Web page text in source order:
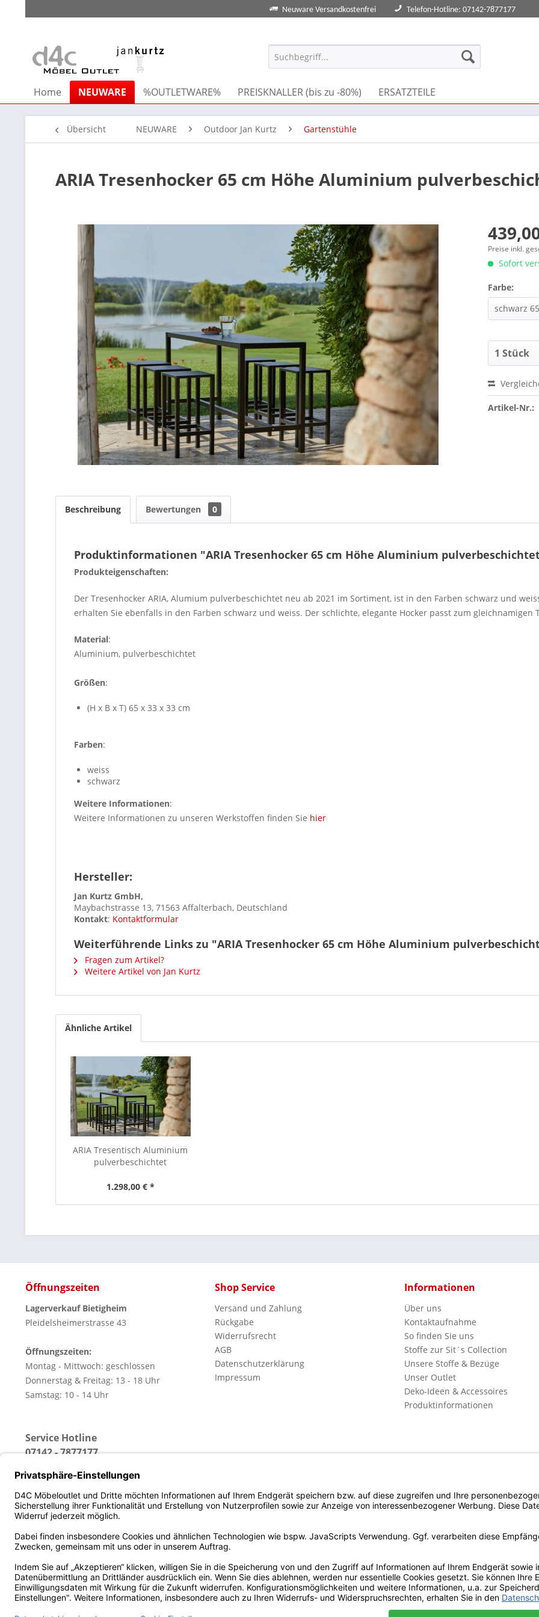
Neuware Versandkostenfrei Telefon-Hotline: 07142-7877177
Home NEUWARE %OUTLETWARE% PREISKNALLER (bis zu -80%) ERSATZTEILE
Übersicht NEUWARE Outdoor Jan Kurtz Gartenstühle
ARIA Tresenhocker 65 cm Höhe Aluminium
Preise inkl.
Sofort
Farbe:
Artikel-Nr.:
Beschreibung Bewertungen 0
Produktinformationen "ARIA Tresenhocker 65 cm Höhe Aluminium
Produkteigenschaften:
Der Tresenhocker ARIA, Alumium pulverbeschichtet neu ab 2021 im Sortiment, ist in den Farben schwarz und
erhalten Sie ebenfalls in den Farben schwarz und weiss. Der schlichte, elegante Hocker passt zum
Material:
Aluminium, pulverbeschichtet
Größen:
(H x B x T) 65 x 33 x 33 cm
Farben:
weiss
schwarz
Weitere Informationen:
Weitere Informationen zu unseren Werkstoffen finden Sie hier
Hersteller:
Jan Kurtz GmbH,
Maybachstrasse 13, 71563 Affalterbach, Deutschland
Kontakt: Kontaktformular
Weiterführende Links zu "ARIA Tresenhocker 65 cm Höhe Aluminium
Fragen zum Artikel?
Weitere Artikel von Jan Kurtz
Ähnliche Artikel
ARIA Tresentisch Aluminium
pulverbeschichtet
1.298,00 € *
Öffnungszeiten
Lagerverkauf Bietigheim
Pleidelsheimerstrasse 43
Öffnungszeiten:
Montag - Mittwoch: geschlossen
Donnerstag & Freitag: 13 - 18 Uhr
Samstag: 10 - 14 Uhr
Service Hotline
07142 - 7877177
Shop Service
Versand und Zahlung
Rückgabe
Widerrufsrecht
AGB
Datenschutzerklärung
Impressum
Informationen
Über uns
Kontaktaufnahme
So finden Sie uns
Stoffe zur Sit´s Collection
Unsere Stoffe & Bezüge
Unser Outlet
Deko-Ideen & Accessoires
Produktinformationen
* Alle Preise inkl. gesetzl. Mehrwertsteuer zzgl. evtl.Versandkosten und ggf. Nachnahmegebühren,